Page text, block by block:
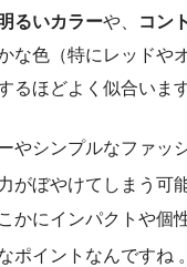
るいカラーや、
コン
な色（特にレッドや
るほどよく似合いま
やシンプルなファッ
がぼやけてしまう可
かにインパクトや個
ポイントなんですね 。